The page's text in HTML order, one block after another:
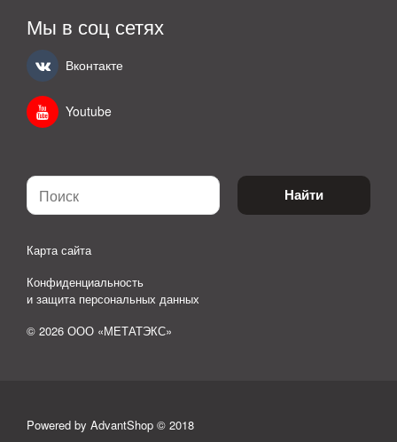
Мы в соц сетях
Вконтакте
Youtube
Найти
Карта сайта
Конфиденциальность
и защита персональных данных
© 2026 ООО «МЕТАТЭКС»
Powered by AdvantShop © 2018